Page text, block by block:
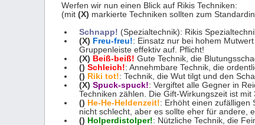
Werfen wir nun einen Blick auf Rikis Techniken:
(mit (X) markierte Techniken sollten zum
Schnapp! (Spezialtechnik): Rikis
(X) Freu-freu!: Einsatz nur bei hohem
Gruppenleiste effektiv auf. Pflicht!
(X) Beiß-beiß! Gute Technik, die
() Schleich!: Annehmbare Technik, die
() Riki tot!: Technik, die Wut tilgt und den
(X) Spuck-spuck!: Vergiftet alle Gegner in
Techniken zählen. Die Gift-Wirkungszeit ist
() He-He-Heldenzeit!: Erhöht einen zufälligen
nicht schlecht, aber es sollte eher für andere,
() Holperdistolper!: Nützliche Technik, die